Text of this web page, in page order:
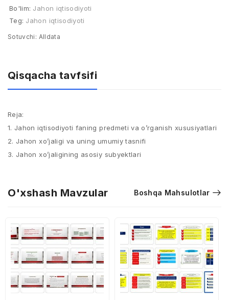
Bo'lim: Jahon iqtisodiyoti
Teg: Jahon iqtisodiyoti
Sotuvchi: Alldata
Qisqacha tavfsifi
Reja:
1. Jahon iqtisodiyoti faning predmeti va o’rganish xususiyatlari
2. Jahon xo’jaligi va uning umumiy tasnifi
3. Jahon xo’jaligining asosiy subyektlari
O'xshash Mavzular Boshqa Mahsulotlar